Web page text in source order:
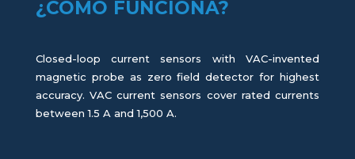
¿CÓMO FUNCIONA?
Closed-loop current sensors with VAC-invented
magnetic probe as zero field detector for highest
accuracy. VAC current sensors cover rated currents
between 1.5 A and 1,500 A.